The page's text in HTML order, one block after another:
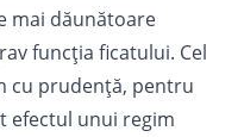
mai dăunătoare
funcția ficatului. Cel
cu prudenţă, pentru
efectul unui regim